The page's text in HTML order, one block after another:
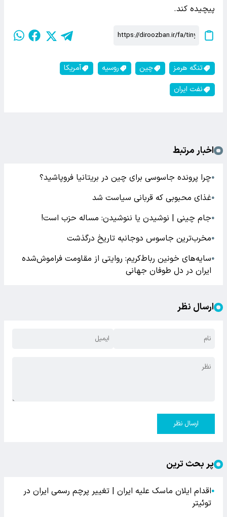
پیچیده کند.
تنگه هرمز چین روسیه
آمریکا
نفت ایران
اخبار مرتبط
●چرا پرونده جاسوسی برای چین در بریتانیا فروپاشید؟
●غذای محبوبی که قربانی سیاست شد
●جام چینی | نوشیدن یا ننوشیدن: مساله حزب است!
●مخرب‌ترین جاسوس دوجانبه تاریخ درگذشت
●سایه‌های خونین رباط‌کریم: روایتی از مقاومت فراموش‌شده
ایران در دل طوفان جهانی
ارسال نظر
ارسال نظر
پر بحث ترین
●اقدام ایلان ماسک علیه ایران | تغییر پرچم رسمی ایران در
توئیتر